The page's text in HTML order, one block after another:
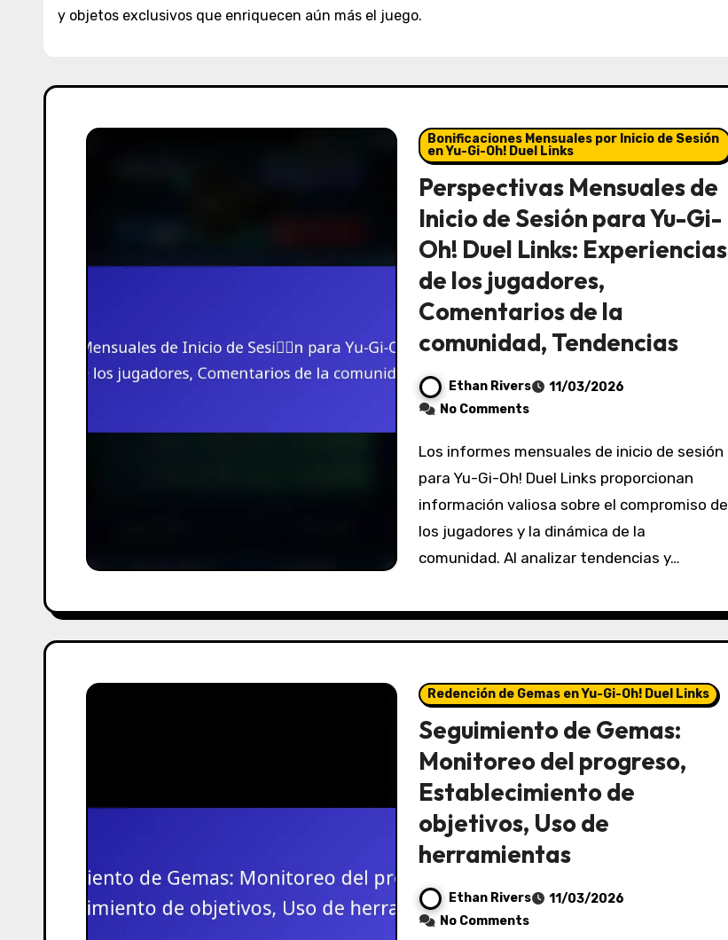
y objetos exclusivos que enriquecen aún más el juego.
Bonificaciones Mensuales por Inicio de Sesión
en Yu-Gi-Oh! Duel Links
Perspectivas Mensuales de
Inicio de Sesión para Yu-Gi-
Oh! Duel Links: Experiencias
de los jugadores,
Comentarios de la
comunidad, Tendencias
Ethan Rivers
11/03/2026
No Comments
Los informes mensuales de inicio de sesión
para Yu-Gi-Oh! Duel Links proporcionan
información valiosa sobre el compromiso de
los jugadores y la dinámica de la
comunidad. Al analizar tendencias y…
Redención de Gemas en Yu-Gi-Oh! Duel Links
Seguimiento de Gemas:
Monitoreo del progreso,
Establecimiento de
objetivos, Uso de
herramientas
Ethan Rivers
11/03/2026
No Comments